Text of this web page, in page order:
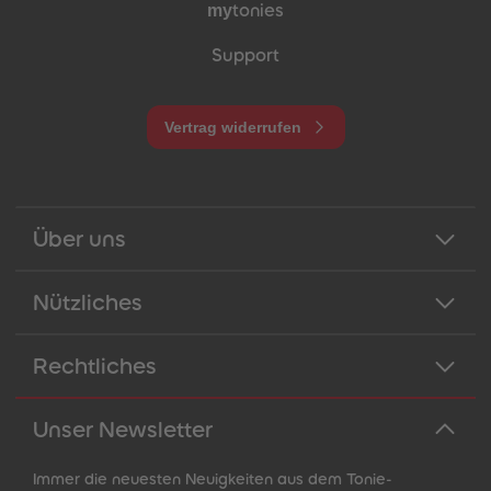
mytonies
Support
Vertrag widerrufen
Über uns
Nützliches
Rechtliches
Unser Newsletter
Immer die neuesten Neuigkeiten aus dem Tonie-